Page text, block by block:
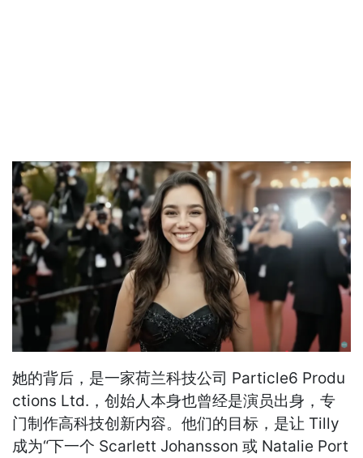
她的背后，是一家荷兰科技公司 Particle6 Produ
ctions Ltd.，创始人本身也曾经是演员出身，专
门制作高科技创新内容。他们的目标，是让 Tilly
成为“下一个 Scarlett Johansson 或 Natalie Port